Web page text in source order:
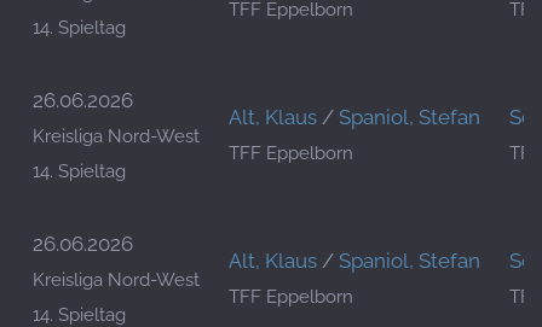
14. Spieltag
TFF Eppelborn
26.06.2026
Kreisliga Nord-West
14. Spieltag
Alt, Klaus / Spaniol, Stefan
TFF Eppelborn
26.06.2026
Kreisliga Nord-West
14. Spieltag
Alt, Klaus / Spaniol, Stefan
TFF Eppelborn